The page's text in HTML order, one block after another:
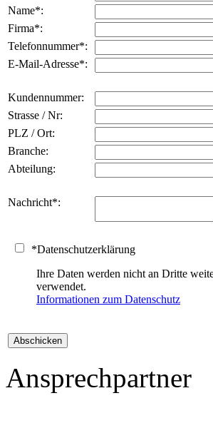
Name*:
Firma*:
Telefonnummer*:
E-Mail-Adresse*:
Kundennummer:
Strasse / Nr:
PLZ / Ort:
Branche:
Abteilung:
Nachricht*:
*Datenschutzerklärung
Ihre Daten werden nicht an Dritte
verwendet.
Informationen zum Datenschutz
Ansprechpartner